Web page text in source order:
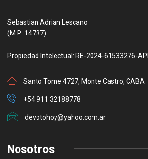
Sebastian Adrian Lescano
(M.P: 14737)
Propiedad Intelectual: RE-2024-61533276-
Santo Tome 4727, Monte Castro, CABA
+54 911 32188778
devotohoy@yahoo.com.ar
Nosotros